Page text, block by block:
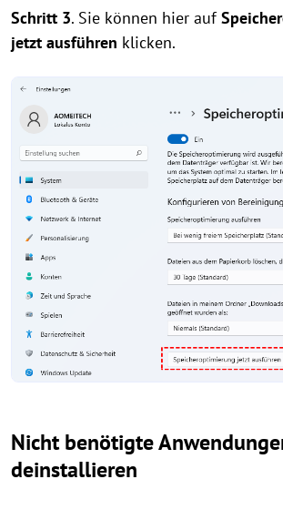
Schritt 3. Sie können hier auf
jetzt ausführen klicken.
Nicht benötigte
deinstallieren